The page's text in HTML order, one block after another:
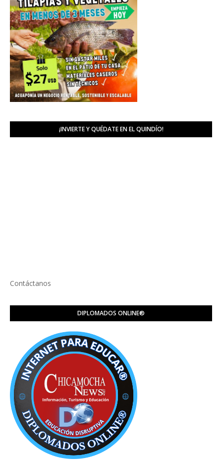
¡INVIERTE Y QUÉDATE EN EL QUINDÍO!
Contáctanos
DIPLOMADOS ONLINE®️